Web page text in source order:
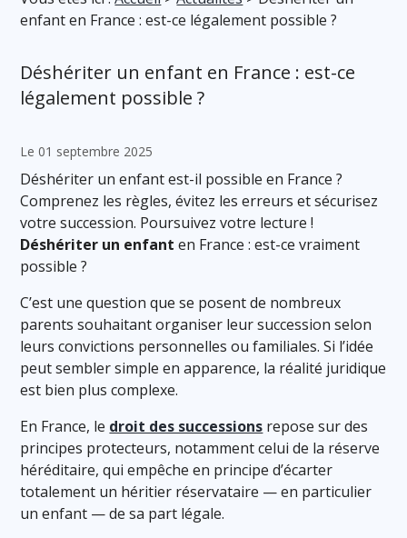
enfant en France : est-ce légalement possible ?
Déshériter un enfant en France : est-ce
légalement possible ?
Le 01 septembre 2025
Déshériter un enfant est-il possible en France ?
Comprenez les règles, évitez les erreurs et sécurisez
votre succession. Poursuivez votre lecture !
Déshériter un enfant en France : est-ce vraiment
possible ?
C’est une question que se posent de nombreux
parents souhaitant organiser leur succession selon
leurs convictions personnelles ou familiales. Si l’idée
peut sembler simple en apparence, la réalité juridique
est bien plus complexe.
En France, le droit des successions repose sur des
principes protecteurs, notamment celui de la réserve
héréditaire, qui empêche en principe d’écarter
totalement un héritier réservataire — en particulier
un enfant — de sa part légale.